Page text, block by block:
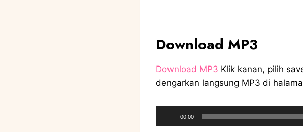
Download MP3
Download MP3 Klik kanan, pilih
dengarkan langsung MP3 di
u
00:00